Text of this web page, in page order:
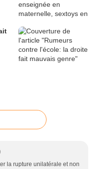
la rupture unilatérale et non